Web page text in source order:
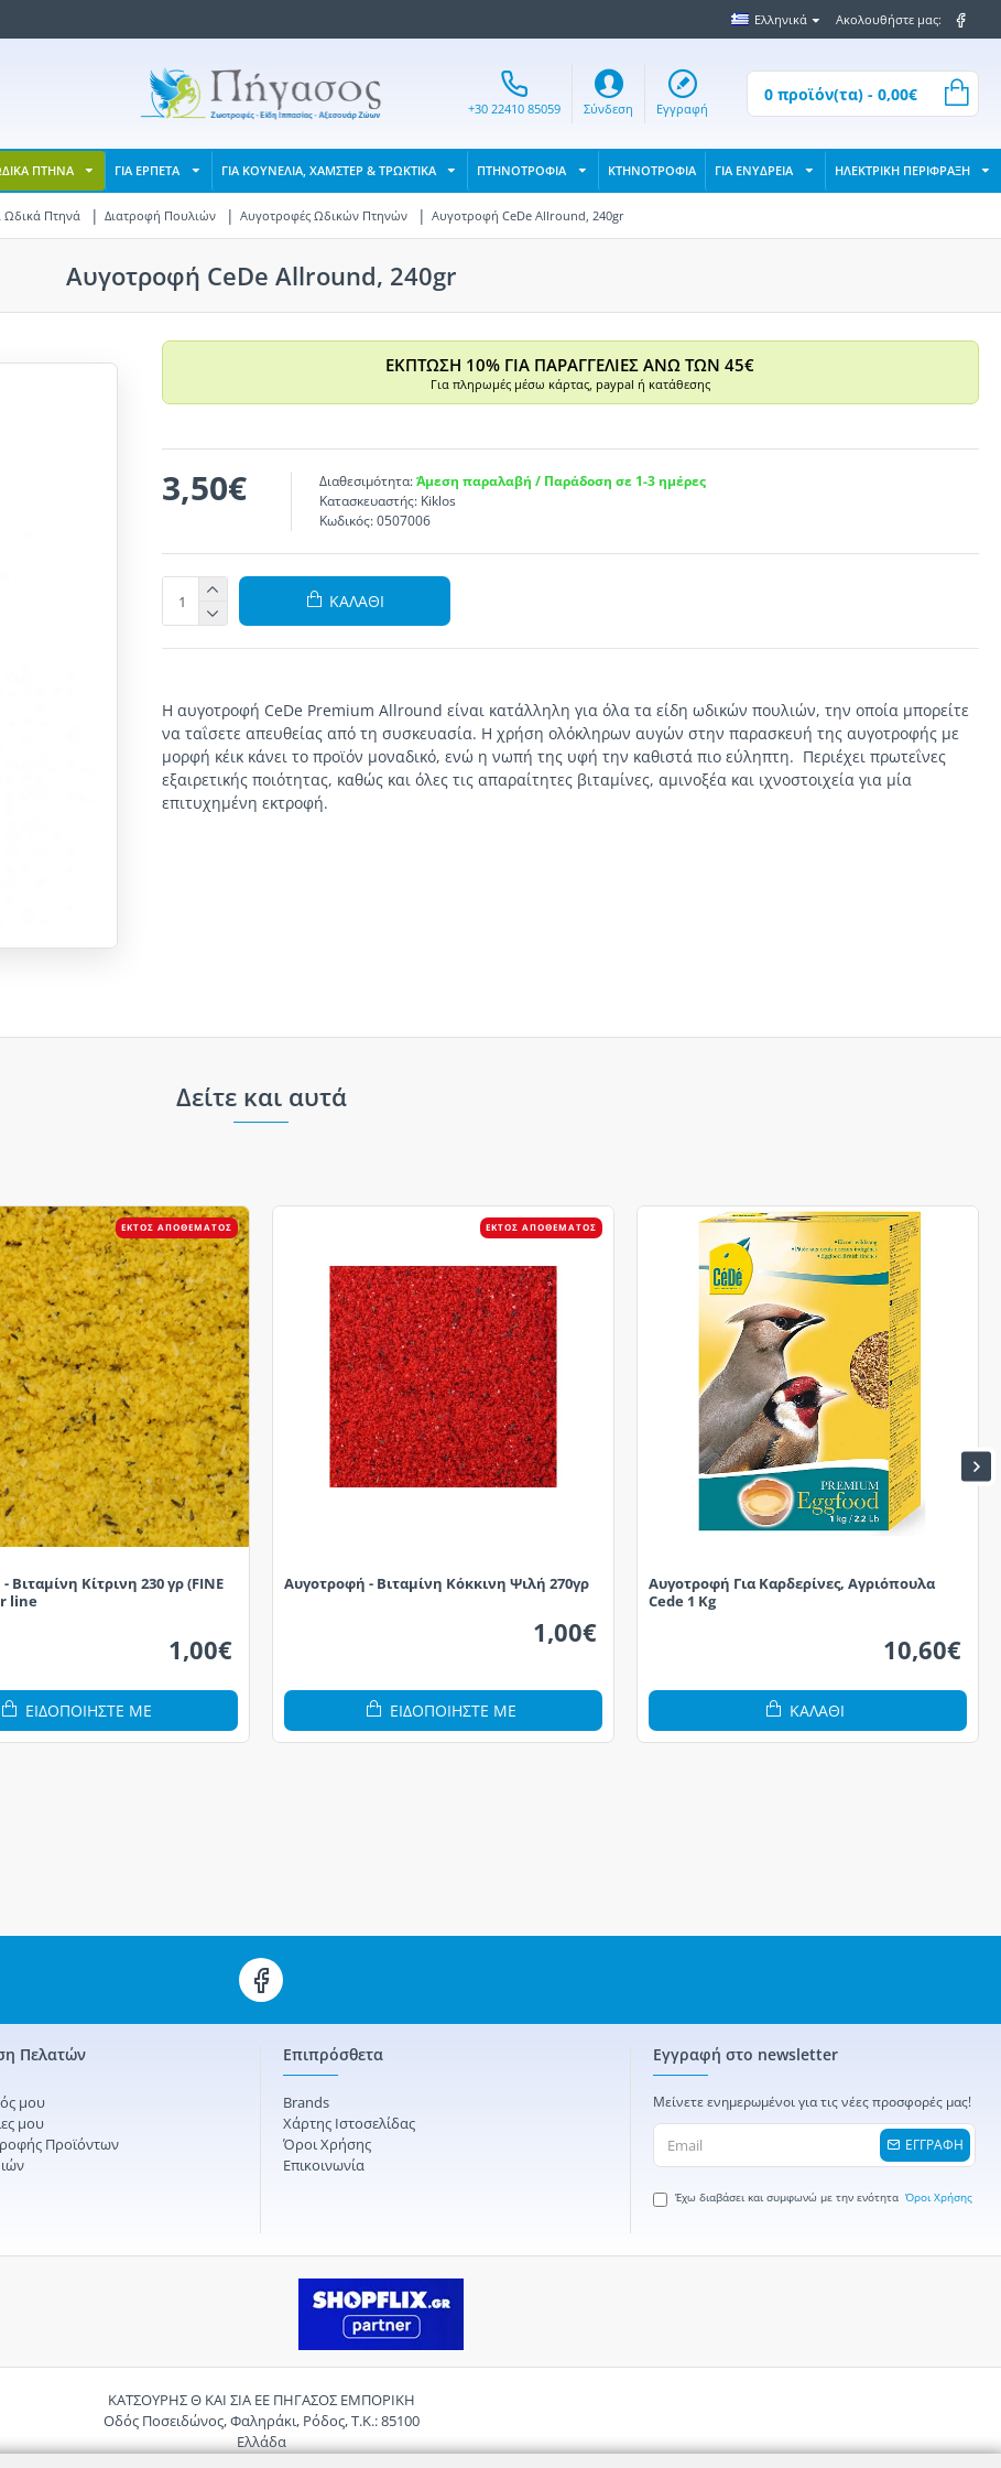
Ελληνικά Ακολουθήστε μας:
+30 22410 85059 Σύνδεση Εγγραφή
0 προϊόν(τα) - 0,00€
ΠΤΗΝΑ ΓΙΑ ΕΡΠΕΤΑ ΓΙΑ ΚΟΥΝΕΛΙΑ, ΧΑΜΣΤΕΡ & ΤΡΩΚΤΙΚΑ ΠΤΗΝΟΤΡΟΦΙΑ ΚΤΗΝΟΤΡΟΦΙΑ ΓΙΑ ΕΝΥΔΡΕΙΑ ΗΛΕΚΤΡΙΚΗ ΠΕΡΙΦΡΑΞΗ
Ωδικά Πτηνά Διατροφή Πουλιών Αυγοτροφές Ωδικών Πτηνών Αυγοτροφή CeDe Allround, 240gr
Αυγοτροφή CeDe Allround, 240gr
ΕΚΠΤΩΣΗ 10% ΓΙΑ ΠΑΡΑΓΓΕΛΙΕΣ ΑΝΩ ΤΩΝ 45€
Για πληρωμές μέσω κάρτας, paypal ή κατάθεσης
3,50€ Διαθεσιμότητα: Άμεση παραλαβή / Παράδοση σε 1-3 ημέρες
Κατασκευαστής: Kiklos
Κωδικός: 0507006
ΚΑΛΆΘΙ
Η αυγοτροφή CeDe Premium Allround είναι κατάλληλη για όλα τα είδη ωδικών πουλιών, την οποία μπορείτε
να ταΐσετε απευθείας από τη συσκευασία. Η χρήση ολόκληρων αυγών στην παρασκευή της αυγοτροφής με
μορφή κέικ κάνει το προϊόν μοναδικό, ενώ η νωπή της υφή την καθιστά πιο εύληπτη. Περιέχει πρωτεΐνες
εξαιρετικής ποιότητας, καθώς και όλες τις απαραίτητες βιταμίνες, αμινοξέα και ιχνοστοιχεία για μία
επιτυχημένη εκτροφή.
Δείτε και αυτά
ΕΚΤΌΣ ΑΠΟΘΈΜΑΤΟΣ
Βιταμίνη Κίτρινη 230 γρ (FINE
line
1,00€
ΕΙΔΟΠΟΙΗΣΤΕ ΜΕ
ΕΚΤΌΣ ΑΠΟΘΈΜΑΤΟΣ
Αυγοτροφή - Βιταμίνη Κόκκινη Ψιλή 270γρ
1,00€
ΕΙΔΟΠΟΙΗΣΤΕ ΜΕ
Αυγοτροφή Για Καρδερίνες, Αγριόπουλα
Cede 1 Kg
10,60€
ΚΑΛΆΘΙ
Πελατών
μου
μου
Προϊόντων
Επιπρόσθετα
Brands
Χάρτης Ιστοσελίδας
Όροι Χρήσης
Επικοινωνία
Εγγραφή στο newsletter
Μείνετε ενημερωμένοι για τις νέες προσφορές μας!
ΕΓΓΡΑΦΗ
Έχω διαβάσει και συμφωνώ με την ενότητα Όροι Χρήσης
ΚΑΤΣΟΥΡΗΣ Θ ΚΑΙ ΣΙΑ ΕΕ ΠΗΓΑΣΟΣ ΕΜΠΟΡΙΚΗ
Οδός Ποσειδώνος, Φαληράκι, Ρόδος, Τ.Κ.: 85100
Ελλάδα